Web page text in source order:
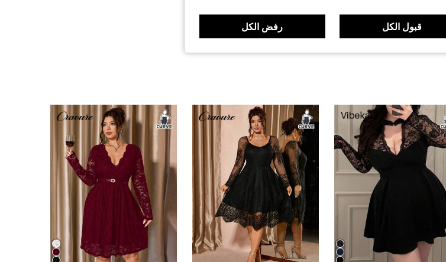
قبول الكل رفض الكل